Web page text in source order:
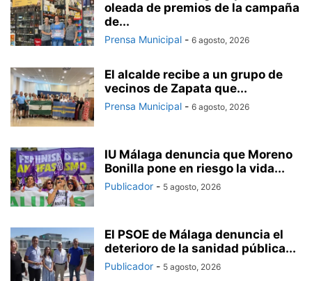
oleada de premios de la campaña
de...
Prensa Municipal - 6 agosto, 2026
El alcalde recibe a un grupo de
vecinos de Zapata que...
Prensa Municipal - 6 agosto, 2026
IU Málaga denuncia que Moreno
Bonilla pone en riesgo la vida...
Publicador - 5 agosto, 2026
El PSOE de Málaga denuncia el
deterioro de la sanidad pública...
Publicador - 5 agosto, 2026